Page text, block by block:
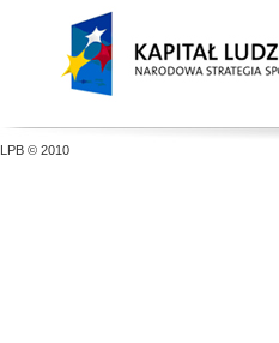
LPB © 2010